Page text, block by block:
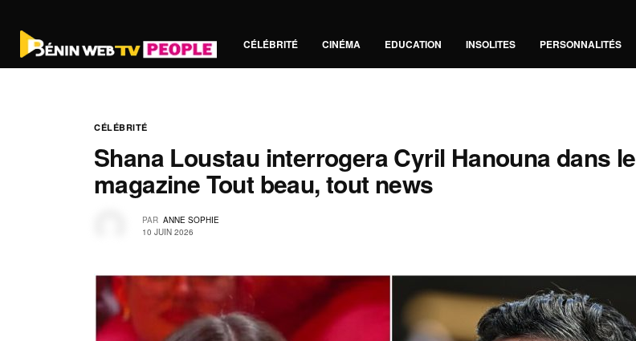
CÉLÉBRITÉ CINÉMA EDUCATION INSOLITES PERSONNALITÉS
CÉLÉBRITÉ
Shana Loustau interrogera Cyril Hanouna dans le
magazine Tout beau, tout news
PAR ANNE SOPHIE
10 JUIN 2026